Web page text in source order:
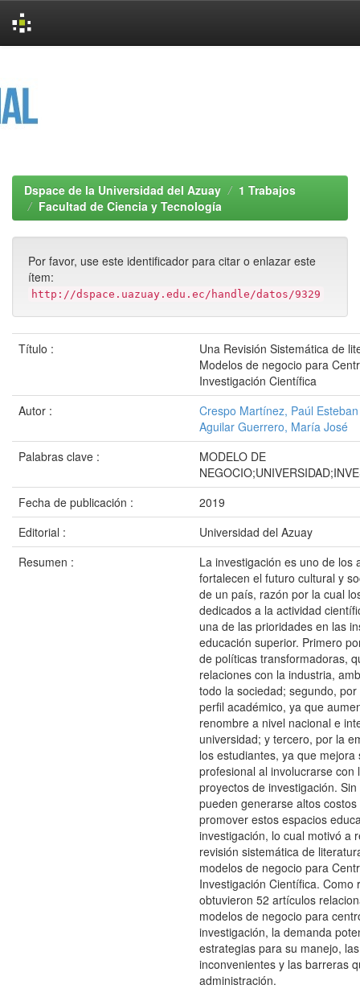
Dspace de la Universidad del Azuay
1 Trabajos
Facultad de Ciencia y Tecnología
Por favor, use este identificador para citar o enlazar este
ítem:
http://dspace.uazuay.edu.ec/handle/datos/9329
Título :
Una Revisión Sistemática de
Modelos de negocio para
Investigación Científica
Autor :
Crespo Martínez, Paúl Esteban
Aguilar Guerrero, María José
Palabras clave :
MODELO DE
Fecha de publicación :
2019
Editorial :
Universidad del Azuay
Resumen :
La investigación es uno de los
fortalecen el futuro cultural y
de un país, razón por la cual
dedicados a la actividad
una de las prioridades en las
educación superior. Primero
de políticas transformadoras,
relaciones con la industria,
todo la sociedad; segundo,
perfil académico, ya que
renombre a nivel nacional e
universidad; y tercero, por la
los estudiantes, ya que mejora
profesional al involucrarse con
proyectos de investigación.
pueden generarse altos
promover estos espacios
investigación, lo cual motivó a
revisión sistemática de
modelos de negocio para
Investigación Científica. Como
obtuvieron 52 artículos
modelos de negocio para
investigación, la demanda
estrategias para su manejo,
inconvenientes y las barreras
administración.